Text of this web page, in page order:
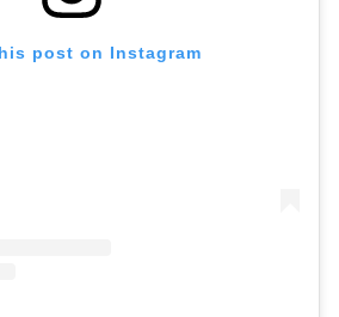
post on Instagram